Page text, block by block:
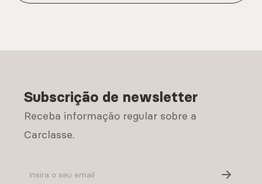
Subscrição de newsletter
Receba informação regular sobre a
Carclasse.